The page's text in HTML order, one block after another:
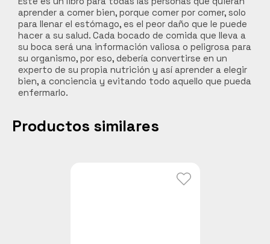
Carnes
Libros y curiosidades
Hogar Jardín y mascotas
Cocobox
Bebidas funcionales
aprender a comer bien, porque comer por comer, solo
para llenar el estómago, es el peor daño que le puede
hacer a su salud. Cada bocado de comida que lleva a
su boca será una información valiosa o peligrosa para
su organismo, por eso, debería convertirse en un
experto de su propia nutrición y así aprender a elegir
bien, a conciencia y evitando todo aquello que pueda
enfermarlo.
Productos similares